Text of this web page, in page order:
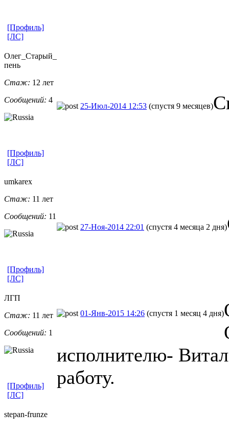
[Профиль]
[ЛС]
Олег_Старый_
пень
Стаж: 12 лет
Сообщений: 4
25-Июл-2014 12:53 (спустя 9 месяцев)
[Профиль]
[ЛС]
umkarex
Стаж: 11 лет
Сообщений: 11
27-Ноя-2014 22:01 (спустя 4 месяца 2 дня)
[Профиль]
[ЛС]
ЛГП
Стаж: 11 лет
Сообщений: 1
01-Янв-2015 14:26 (спустя 1 месяц 4 дня)
исполнителю-
работу.
[Профиль]
[ЛС]
stepan-frunz​e